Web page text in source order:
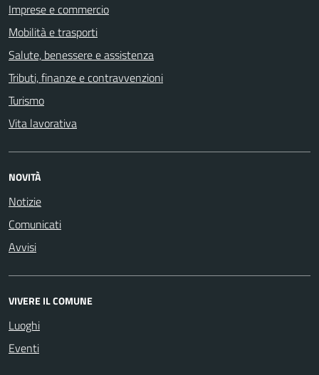
Imprese e commercio
Mobilità e trasporti
Salute, benessere e assistenza
Tributi, finanze e contravvenzioni
Turismo
Vita lavorativa
NOVITÀ
Notizie
Comunicati
Avvisi
VIVERE IL COMUNE
Luoghi
Eventi